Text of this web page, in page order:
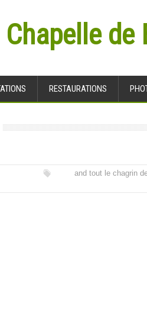
de
RESTAURATIONS
and tout le chagrin